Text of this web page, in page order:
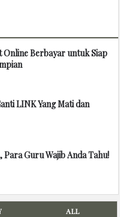
Berbayar untuk Siap
LINK Yang Mati dan
Para Guru Wajib Anda Tahu!
ALL